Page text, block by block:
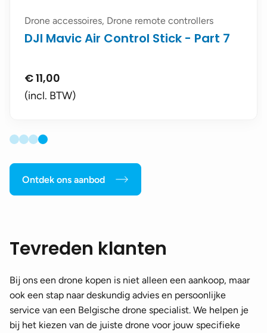
Drone accessoires, Drone remote controllers
DJI Mavic Air Control Stick - Part 7
€11,00
(incl. BTW)
Ontdek ons aanbod
Tevreden klanten
Bij ons een drone kopen is niet alleen een aankoop, maar
ook een stap naar deskundig advies en persoonlijke
service van een Belgische drone specialist. We helpen je
bij het kiezen van de juiste drone voor jouw specifieke